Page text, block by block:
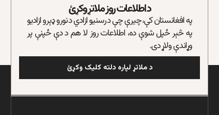
د اطلاعات روز ملاتړ وکړئ
په افغانستان کې، چیرې چې د رسنیو ازادي د نورو ډېرو ازادیو
په څېر ځپل شوې ده، اطلاعات روز لا هم د دې ځپنې پر
وړاندې ولاړ دی.
د ملاتړ لپاره دلته کلیک وکړئ